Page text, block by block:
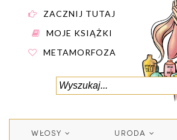
ZACZNIJ TUTAJ
MOJE KSIĄŻKI
METAMORFOZA
WŁOSY URODA